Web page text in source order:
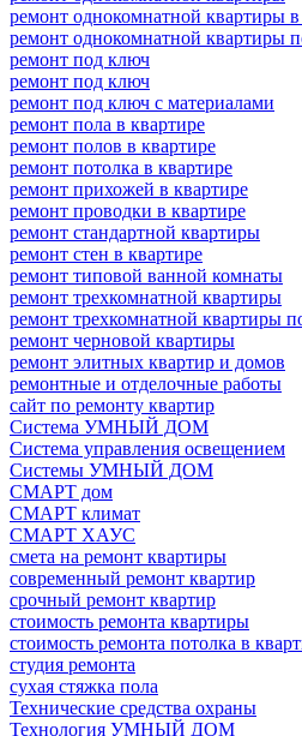
ремонт однокомнатной квартиры
ремонт однокомнатной квартиры
ремонт под ключ
ремонт под ключ
ремонт под ключ с материалами
ремонт пола в квартире
ремонт полов в квартире
ремонт потолка в квартире
ремонт прихожей в квартире
ремонт проводки в квартире
ремонт стандартной квартиры
ремонт стен в квартире
ремонт типовой ванной комнаты
ремонт трехкомнатной квартиры
ремонт трехкомнатной квартиры
ремонт черновой квартиры
ремонт элитных квартир и домов
ремонтные и отделочные работы
сайт по ремонту квартир
Система УМНЫЙ ДОМ
Система управления освещением
Системы УМНЫЙ ДОМ
СМАРТ дом
СМАРТ климат
СМАРТ ХАУС
смета на ремонт квартиры
современный ремонт квартир
срочный ремонт квартир
стоимость ремонта квартиры
стоимость ремонта потолка в
студия ремонта
сухая стяжка пола
Технические средства охраны
Технология УМНЫЙ ДОМ